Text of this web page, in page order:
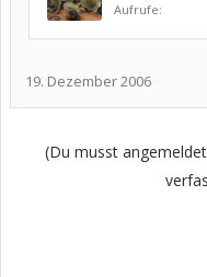
Aufrufe:
19. Dezember 2006
(Du musst